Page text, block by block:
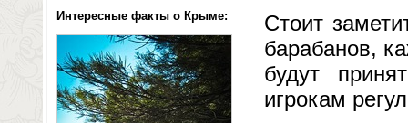
Интересные факты о Крыме:
Стоит
барабанов,
будут
игрокам